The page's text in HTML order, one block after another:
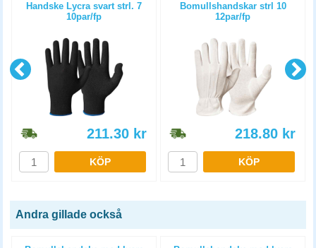
Handske Lycra svart strl. 7
10par/fp
211.30 kr
KÖP
Bomullshandskar strl 10
12par/fp
218.80 kr
KÖP
Andra gillade också